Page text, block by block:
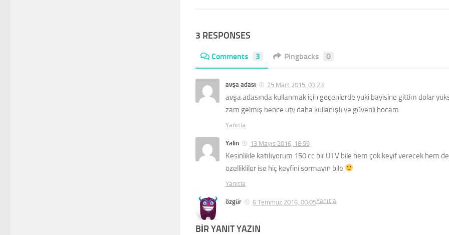
3 RESPONSES
Comments 3 Pingbacks 0
avşa adası 25 Mart 2015, 03:23
avşa adasında kullanmak için geçenlerde yuki bayisine gittim dolar
zam gelmiş bence utv daha kullanışlı ve güvenli hocam
Yanıtla
Yalin 13 Mayıs 2016, 18:59
Kesinlikle katılıyorum 150 cc bir UTV bile hem çok keyif verecek hem
özellikliler ise hiç keyfini sormayın bile
Yanıtla
özgür 6 Temmuz 2016, 00:05Yanıtla
BIR YANIT YAZIN